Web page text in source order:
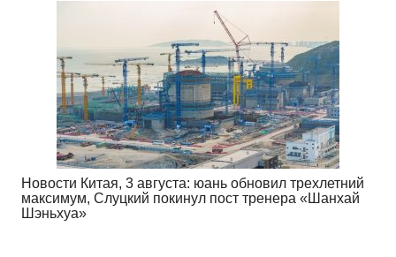
Новости Китая, 3 августа: юань обновил трехлетний
максимум, Слуцкий покинул пост тренера «Шанхай
Шэньхуа»